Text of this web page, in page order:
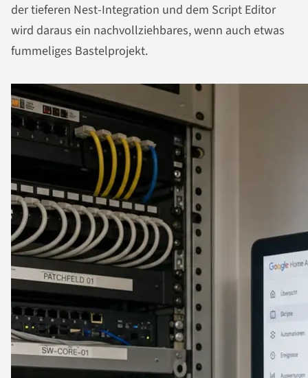
der tieferen Nest-Integration und dem Script Editor
wird daraus ein nachvollziehbares, wenn auch etwas
fummeliges Bastelprojekt.